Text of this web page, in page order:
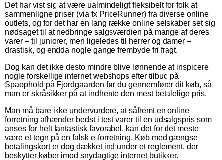
Det har vist sig at være ualmindeligt fleksibelt for folk at
sammenligne priser (via fx PriceRunner) fra diverse online
outlets, og for det har en lang række online selskaber set sig
nødsaget til at nedbringe salgsværdien på mange af deres
varer – til juniorer, men ligeledes til herrer og damer –
drastisk, og endda nogle gange frembyde fri fragt.
Dog kan det ikke desto mindre blive lønnende at inspicere
nogle forskellige internet webshops efter tilbud på
Spaophold på Fjordgaarden før du gennemfører dit køb, så
man er skråsikker på at indhente den mest betalelige pris.
Man må bare ikke undervurdere, at såfremt en online
forretning afhænder bedst i test varer til en udsalgspris som
anses for helt fantastisk favorabel, kan det for det meste
være et tegn på en falsk e-forretning. Køb med gængse
betalingskort er dog dækket ind under et reglement, der
beskytter køber imod snydagtige internet butikker.